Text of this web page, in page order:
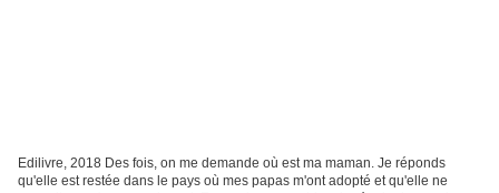
Edilivre, 2018 Des fois, on me demande où est ma maman. Je réponds
qu'elle est restée dans le pays où mes papas m'ont adopté et qu'elle ne